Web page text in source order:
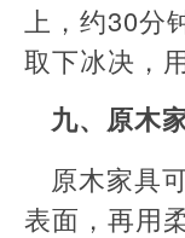
上，约30分
取下冰决，
九、原木
原木家具
表面，再用